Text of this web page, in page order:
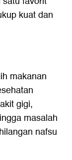
kuat dan
makanan
gigi,
masalah
nafsu